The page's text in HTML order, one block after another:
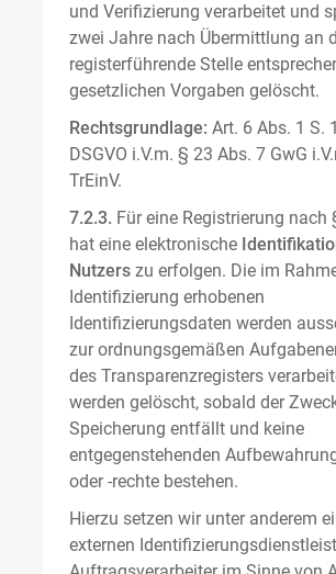
und Verifizierung verarbeitet und
zwei Jahre nach Übermittlung an
registerführende Stelle
gesetzlichen Vorgaben gelöscht.
Rechtsgrundlage: Art. 6 Abs. 1 S.
DSGVO i.V.m. § 23 Abs. 7 GwG
TrEinV.
7.2.3. Für eine Registrierung nach
hat eine elektronische
Nutzers zu erfolgen. Die im
Identifizierung erhobenen
Identifizierungsdaten werden
zur ordnungsgemäßen
des Transparenzregisters
werden gelöscht, sobald der
Speicherung entfällt und keine
entgegenstehenden
oder -rechte bestehen.
Hierzu setzen wir unter anderem
externen